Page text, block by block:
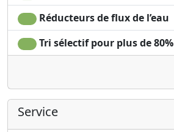
Réducteurs de flux de l’eau
Tri sélectif pour plus de 80%
Service